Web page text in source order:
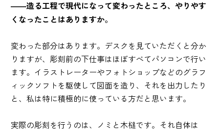
――造る工程で現代になって変わったところ、やりやす
くなったことはありますか。
変わった部分はあります。デスクを見ていただくと分か
りますが、彫刻前の下仕事はほぼすべてパソコンで行い
ます。イラストレーターやフォトショップなどのグラフ
ィックソフトを駆使して図面を造り、それを出力したり
と、私は特に積極的に使っている方だと思います。
実際の彫刻を行うのは、ノミと木槌です。それ自体は